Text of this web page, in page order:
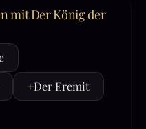
mit Der König der
+Der Eremit